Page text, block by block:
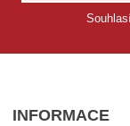
INFORMACE